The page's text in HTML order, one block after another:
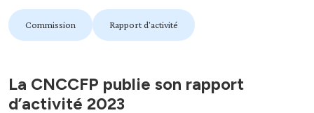
Commission Rapport d'activité
La CNCCFP publie son rapport
d’activité 2023